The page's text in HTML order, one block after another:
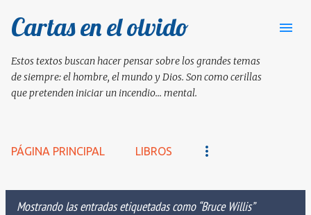
Ir al contenido principal
Cartas en el olvido
Estos textos buscan hacer pensar sobre los grandes temas
de siempre: el hombre, el mundo y Dios. Son como cerillas
que pretenden iniciar un incendio... mental.
PÁGINA PRINCIPAL LIBROS
Mostrando las entradas etiquetadas como Bruce Willis